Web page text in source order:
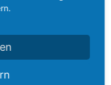
TV Stick 3 4k für